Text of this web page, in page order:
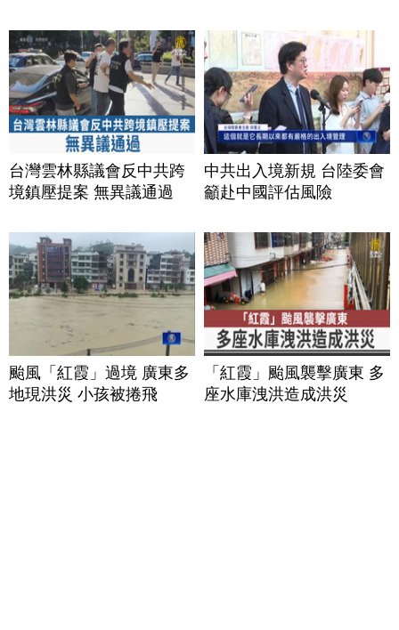
台灣雲林縣議會反中共跨
境鎮壓提案 無異議通過
中共出入境新規 台陸委會
籲赴中國評估風險
颱風「紅霞」過境 廣東多
地現洪災 小孩被捲飛
「紅霞」颱風襲擊廣東 多
座水庫洩洪造成洪災